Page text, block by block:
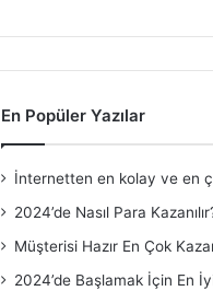
En Popüler Yazılar
İnternetten en kolay ve en
2024’de Nasıl Para
Müşterisi Hazır En Çok
2024’de Başlamak İçin En